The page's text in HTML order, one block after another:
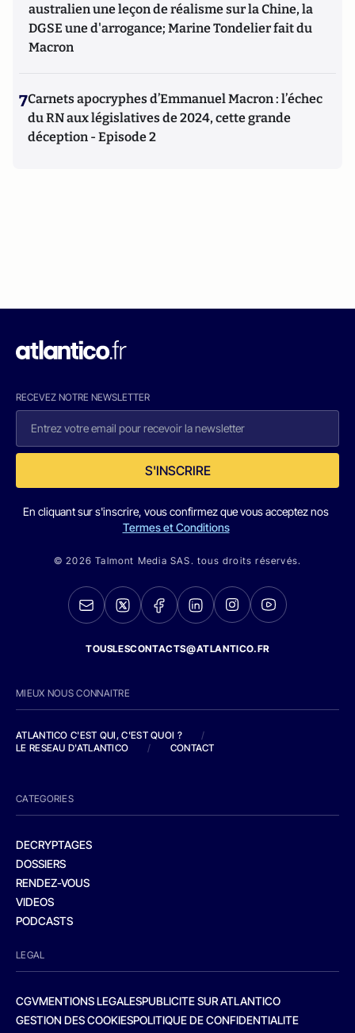
australien une leçon de réalisme sur la Chine, la
DGSE une d'arrogance; Marine Tondelier fait du
Macron
7Carnets apocryphes d’Emmanuel Macron : l’échec
du RN aux législatives de 2024, cette grande
déception - Episode 2
RECEVEZ NOTRE NEWSLETTER
S'INSCRIRE
En cliquant sur s'inscrire, vous confirmez que vous acceptez nos
Termes et Conditions
© 2026 Talmont Media SAS. tous droits réservés.
TOUSLESCONTACTS@ATLANTICO.FR
MIEUX NOUS CONNAITRE
ATLANTICO C'EST QUI, C'EST QUOI ?
/
LE RESEAU D'ATLANTICO
/ CONTACT
CATEGORIES
DECRYPTAGES
DOSSIERS
RENDEZ-VOUS
VIDEOS
PODCASTS
LEGAL
CGVMENTIONS LEGALESPUBLICITE SUR ATLANTICO
GESTION DES COOKIESPOLITIQUE DE CONFIDENTIALITE